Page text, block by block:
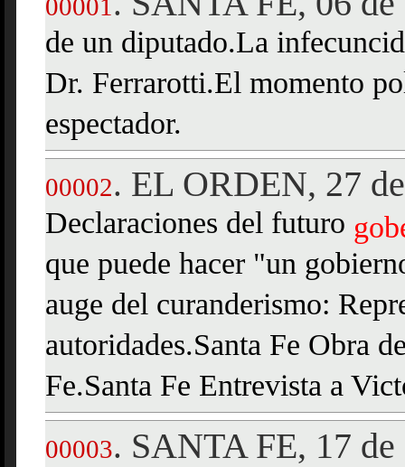
00001
de un diputado.La
Dr. Ferrarotti.El momento
espectador.
00002. EL ORDEN, 27
Declaraciones del futuro
que puede hacer "un
auge del curanderismo:
autoridades.Santa Fe Obra
Fe.Santa Fe Entrevista a
00003. SANTA FE, 17